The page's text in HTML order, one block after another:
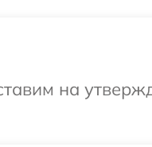
на